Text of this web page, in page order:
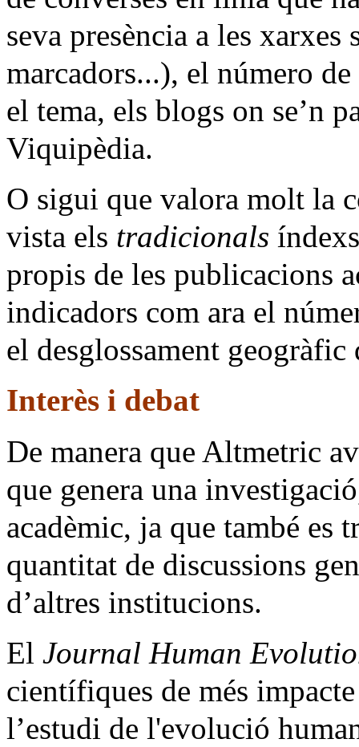
seva presència a les
marcadors...), el número
el tema, els blogs on se’n
Viquipèdia.
O sigui que valora molt la
vista els tradicionals
propis de les publicacions
indicadors com ara el
el desglossament
Interès i debat
De manera que Altmetric
que genera una
acadèmic, ja que també es
quantitat de discussions
d’altres institucions.
El Journal Human
científiques de més
l’estudi de l'evolució